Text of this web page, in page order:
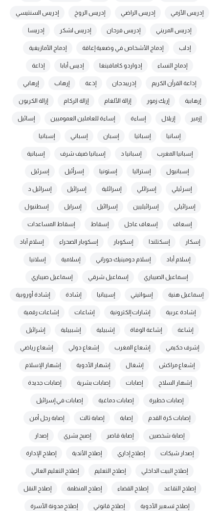
إدريس الأزمي إدريس الراضي إدريس الروخ إدريس السنتيسي
إدريس المريني إدريس فرحان إدريس لشكر إدريسا
إدلب إدماج الأشخاص في وضعية إعاقة إدماج الأمازيغية
إدماج النساء إدواردو كامافينغا إديس أبابا إذاعة
إذاعة القرآن الكريم إذريبدجان إذعة إرهاب إرهابي
إرهابية إريك زمور إزالة الألغام إزالة الركام إزالة الكربون
إزمير إزيلال إساءة إساءة للعاملين العموميين إسائيل
إسانيا إسباتيا إسبان إسباني إسبانيا
إسبانيا المغرب إسبانيا د إسبانيا ضيف شرف إسبانية
إسبانيول إستراليا إستونيا إسرأئيل إسرئيل
إسرئيلي إسرائلي إسرائلية إسرائيل إسرائيل د
إسرائيلي إسرائيليين إسراائيل إسرايل إسطنبول
إسعاف إسعاف عاجل إسقاط إسقاط المساعدات
إسكار إسكتلندا إسكوبار إسكوبار الصحراء إسلام آباد
إسلام أباد إسلام دومينيك حوراني إسلامية إسلانيا
إسماعيل الصيباري إسماعيل شرقي إسماعيل صيباري
إسماعيل هنية إسواتيني إسيبانيا إشادة إشادة أوروبية
إشادة عربية إشارات إلكترونية إشاعات إشاعات رقمية
إشاعة إشاعة الوفاة إشبيلية إشبييلية إشرائيل
إشرف حكيمي إشعاع المغرب إشعاع دولي إشعاع رياضي
إشعاع مراكش إشغال إشهار الأدوية إشهار الإسلام
إشهار السلاح إصابات إصابات بشرية إصابات جديدة
إصابات خطيرة إصابات دماغية إصابات في إسرائيل
إصابات كرة القدم إصابة إصابة ثالث إصابة رجل أمن
إصابة شخصين إصابة قاصر إصبح بشري إصدار
إصدار شيكات إصلاح إداري إصلاح الأندية إصلاح الإدارة
إصلاح البيت الداخلي إصلاح التعليم إصلاح التعليم العالي
إصلاح التقاعد إصلاح القضاء إصلاح المنظمة إصلاح النقل
إصلاح تسعير الأدوية إصلاح قانوني إصلاح مدونة الأسرة